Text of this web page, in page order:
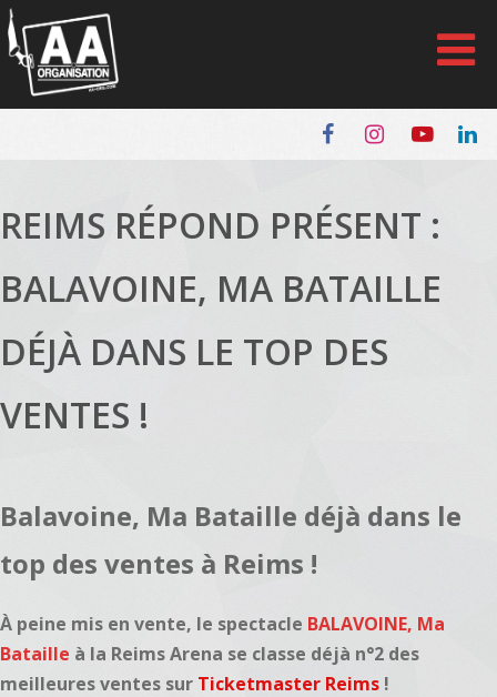
Panneau de gestion des cookies
REIMS RÉPOND PRÉSENT :
BALAVOINE, MA BATAILLE
DÉJÀ DANS LE TOP DES
VENTES !
Balavoine, Ma Bataille déjà dans le
top des ventes à Reims !
À peine mis en vente, le spectacle BALAVOINE, Ma
Bataille à la Reims Arena se classe déjà n°2 des
meilleures ventes sur Ticketmaster Reims !